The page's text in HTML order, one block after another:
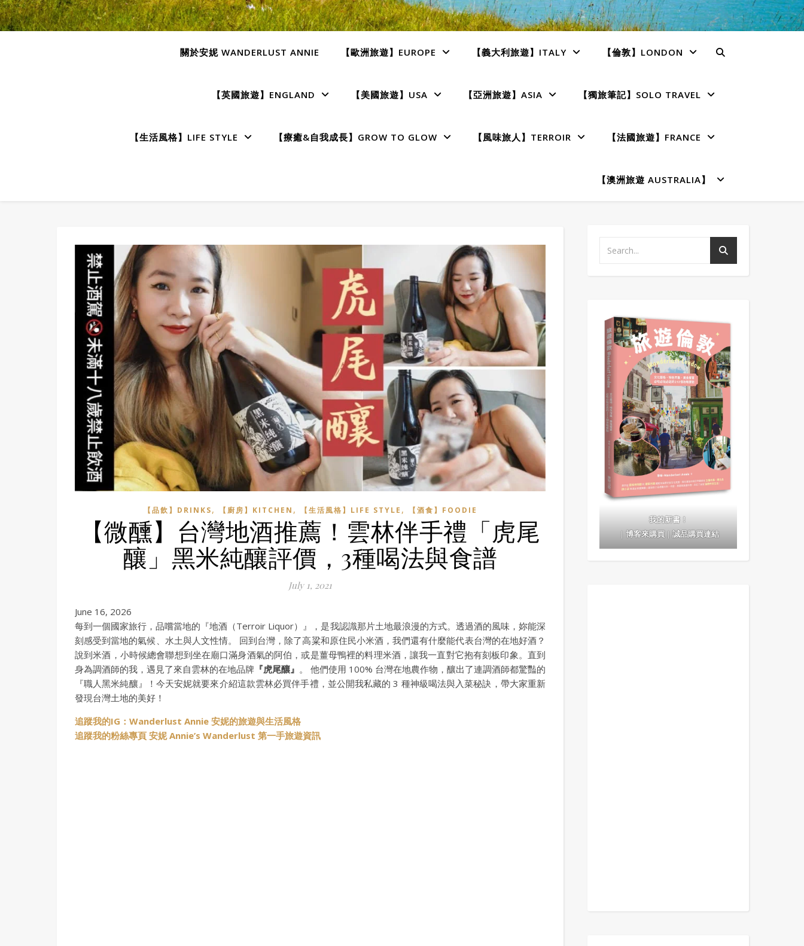
關於安妮 WANDERLUST ANNIE 【歐洲旅遊】EUROPE 【義大利旅遊】ITALY 【倫敦】LONDON
【英國旅遊】ENGLAND 【美國旅遊】USA 【亞洲旅遊】ASIA 【獨旅筆記】SOLO TRAVEL
【生活風格】LIFE STYLE 【療癒&自我成長】GROW TO GLOW 【風味旅人】TERROIR 【法國旅遊】FRANCE
【澳洲旅遊 AUSTRALIA】
【品飲】DRINKS, 【廚房】KITCHEN , 【生活風格】LIFE STYLE , 【酒食】FOODIE
【微醺】台灣地酒推薦！雲林伴手禮「虎尾
釀」黑米純釀評價，3種喝法與食譜
July 1, 2021
June 16, 2026
每到一個國家旅行，品嚐當地的『地酒（Terroir Liquor）』，是我認識那片土地最浪漫的方式。透過酒的風味，妳能深
刻感受到當地的氣候、水土與人文性情。 回到台灣，除了高粱和原住民小米酒，我們還有什麼能代表台灣的在地好酒？
說到米酒，小時候總會聯想到坐在廟口滿身酒氣的阿伯，或是薑母鴨裡的料理米酒，讓我一直對它抱有刻板印象。直到
身為調酒師的我，遇見了來自雲林的在地品牌 『虎尾釀』 。 他們使用 100% 台灣在地農作物，釀出了連調酒師都驚豔的
『職人黑米純釀』！今天安妮就要來介紹這款雲林必買伴手禮，並公開我私藏的 3 種神級喝法與入菜秘訣，帶大家重新
發現台灣土地的美好！
追蹤我的IG：Wanderlust Annie 安妮的旅遊與生活風格
追蹤我的粉絲專頁 安妮 Annie’s Wanderlust 第一手旅遊資訊
我的新書！
｜博客來購買｜誠品購買連結